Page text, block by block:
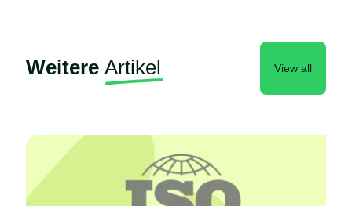
Weitere Artikel View all